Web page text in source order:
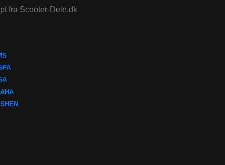
fra Scooter-Dele.dk